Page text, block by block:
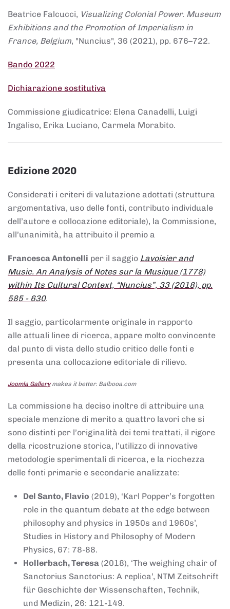
Beatrice Falcucci, Visualizing Colonial Power. Museum
Exhibitions and the Promotion of Imperialism in
France, Belgium, "Nuncius", 36 (2021), pp. 676–722.
Bando 2022
Dichiarazione sostitutiva
Commissione giudicatrice: Elena Canadelli, Luigi
Ingaliso, Erika Luciano, Carmela Morabito.
Edizione 2020
Considerati i criteri di valutazione adottati (struttura
argomentativa, uso delle fonti, contributo individuale
dell’autore e collocazione editoriale), la Commissione,
all’unanimità, ha attribuito il premio a
Francesca Antonelli per il saggio Lavoisier and
Music. An Analysis of Notes sur la Musique (1778)
within Its Cultural Context, “Nuncius”, 33 (2018), pp.
585 - 630.
Il saggio, particolarmente originale in rapporto
alle attuali linee di ricerca, appare molto convincente
dal punto di vista dello studio critico delle fonti e
presenta una collocazione editoriale di rilievo.
Joomla Gallerymakes it better. Balbooa.com
La commissione ha deciso inoltre di attribuire una
speciale menzione di merito a quattro lavori che si
sono distinti per l’originalità dei temi trattati, il rigore
della ricostruzione storica, l’utilizzo di innovative
metodologie sperimentali di ricerca, e la ricchezza
delle fonti primarie e secondarie analizzate:
Del Santo, Flavio (2019), ‘Karl Popper’s forgotten
role in the quantum debate at the edge between
philosophy and physics in 1950s and 1960s’,
Studies in History and Philosophy of Modern
Physics, 67: 78-88.
Hollerbach, Teresa (2018), ‘The weighing chair of
Sanctorius Sanctorius: A replica’, NTM Zeitschrift
für Geschichte der Wissenschaften, Technik,
und Medizin, 26: 121-149.